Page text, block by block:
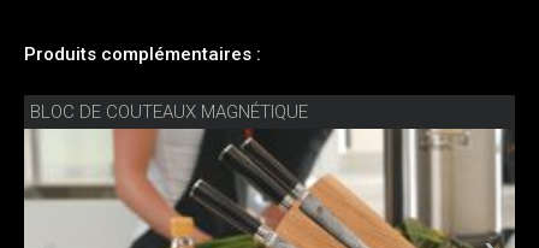
Produits complémentaires :
BLOC DE COUTEAUX MAGNÉTIQUE